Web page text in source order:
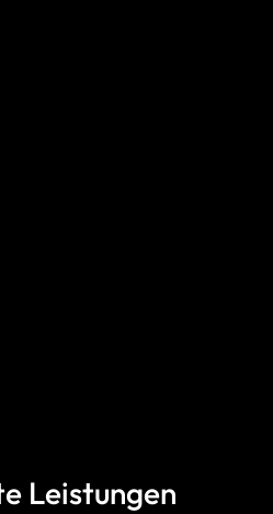
Leistungen